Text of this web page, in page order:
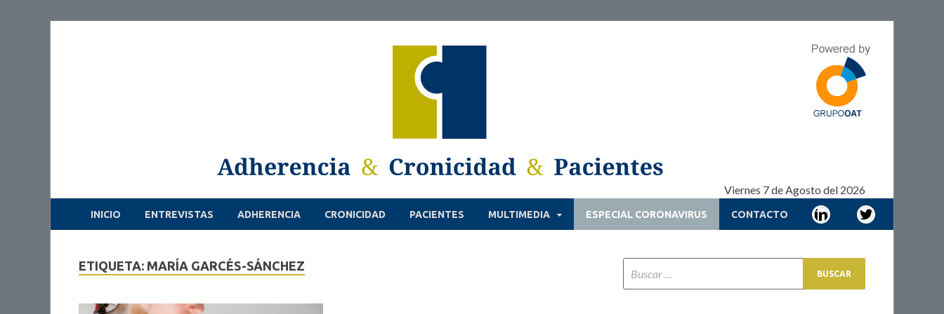
Adherencia –
Cronicidad –
Adherencia – Cronicidad – Pacientes
Viernes 7 de Agosto del 2026
INICIO ENTREVISTAS ADHERENCIA CRONICIDAD PACIENTES MULTIMEDIA ESPECIAL CORONAVIRUS CONTACTO
ETIQUETA: MARÍA GARCÉS-SÁNCHEZ